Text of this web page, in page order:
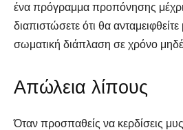
SELF FINDER
Βρες Γυμναστή,
SELF FINDER
Βρες Γυμναστή,
ένα πρόγραμμα προπόνησης
διαπιστώσετε ότι θα
σωματική διάπλαση σε χρόνο
Απώλεια λίπους
Όταν προσπαθείς να κερδίσεις